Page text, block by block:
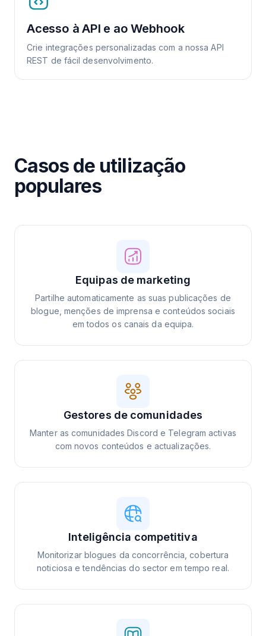
Acesso à API e ao Webhook
Crie integrações personalizadas com a nossa API
REST de fácil desenvolvimento.
Casos de utilização
populares
Equipas de marketing
Partilhe automaticamente as suas publicações de
blogue, menções de imprensa e conteúdos sociais
em todos os canais da equipa.
Gestores de comunidades
Manter as comunidades Discord e Telegram activas
com novos conteúdos e actualizações.
Inteligência competitiva
Monitorizar blogues da concorrência, cobertura
noticiosa e tendências do sector em tempo real.